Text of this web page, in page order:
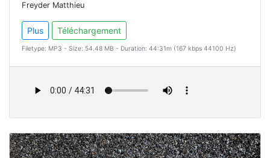
Freyder Matthieu
Plus Téléchargement
Filetype: MP3 - Size: 54.48 MB - Duration: 44:31m (167 kbps 44100 Hz)